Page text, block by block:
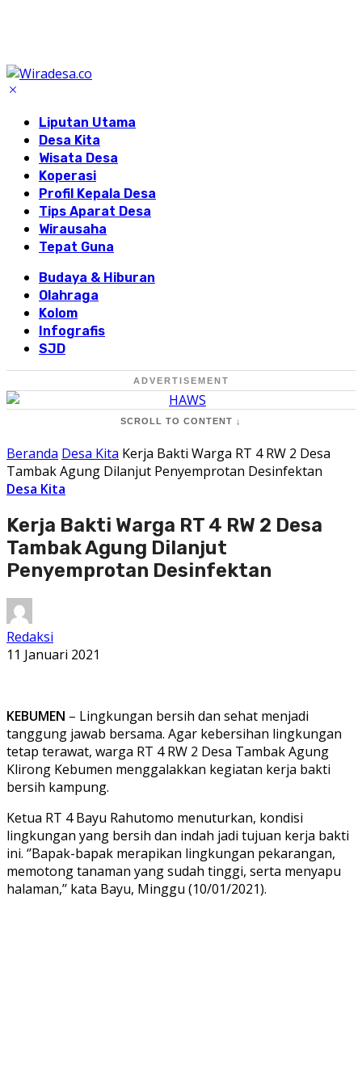
Liputan Utama
Desa Kita
Wisata Desa
Koperasi
Profil Kepala Desa
Tips Aparat Desa
Wirausaha
Tepat Guna
Budaya & Hiburan
Olahraga
Kolom
Infografis
SJD
ADVERTISEMENT
SCROLL TO CONTENT ↓
Beranda Desa Kita Kerja Bakti Warga RT 4 RW 2 Desa
Tambak Agung Dilanjut Penyemprotan Desinfektan
Desa Kita
Kerja Bakti Warga RT 4 RW 2 Desa
Tambak Agung Dilanjut
Penyemprotan Desinfektan
Redaksi
11 Januari 2021
KEBUMEN – Lingkungan bersih dan sehat menjadi
tanggung jawab bersama. Agar kebersihan lingkungan
tetap terawat, warga RT 4 RW 2 Desa Tambak Agung
Klirong Kebumen menggalakkan kegiatan kerja bakti
bersih kampung.
Ketua RT 4 Bayu Rahutomo menuturkan, kondisi
lingkungan yang bersih dan indah jadi tujuan kerja bakti
ini. ‘’Bapak-bapak merapikan lingkungan pekarangan,
memotong tanaman yang sudah tinggi, serta menyapu
halaman,’’ kata Bayu, Minggu (10/01/2021).